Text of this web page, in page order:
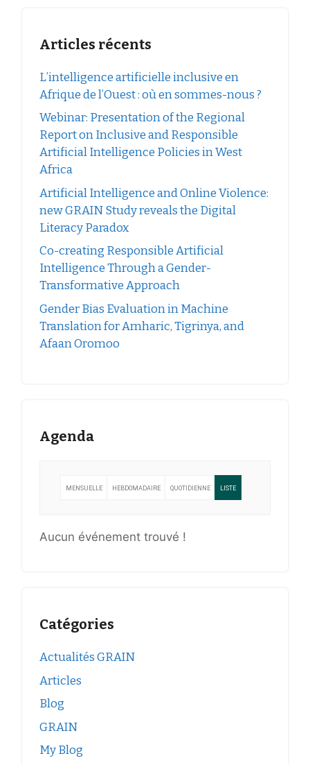
Articles récents
L’intelligence artificielle inclusive en
Afrique de l’Ouest : où en sommes-nous ?
Webinar: Presentation of the Regional
Report on Inclusive and Responsible
Artificial Intelligence Policies in West
Africa
Artificial Intelligence and Online Violence:
new GRAIN Study reveals the Digital
Literacy Paradox
Co-creating Responsible Artificial
Intelligence Through a Gender-
Transformative Approach
Gender Bias Evaluation in Machine
Translation for Amharic, Tigrinya, and
Afaan Oromoo
Agenda
MENSUELLE HEBDOMADAIRE QUOTIDIENNE LISTE
Aucun événement trouvé !
Catégories
Actualités GRAIN
Articles
Blog
GRAIN
My Blog